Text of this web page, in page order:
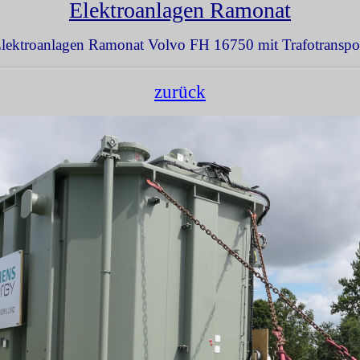
Elektroanlagen Ramonat
Ramonat Volvo FH 16750 mit
zurück